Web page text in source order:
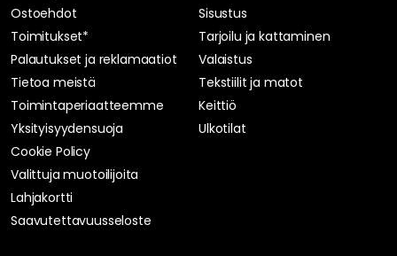
Ostoehdot
Toimitukset*
Palautukset ja reklamaatiot
Tietoa meistä
Toimintaperiaatteemme
Yksityisyydensuoja
Cookie Policy
Valittuja muotoilijoita
Lahjakortti
Saavutettavuusseloste
Sisustus
Tarjoilu ja kattaminen
Valaistus
Tekstiilit ja matot
Keittiö
Ulkotilat